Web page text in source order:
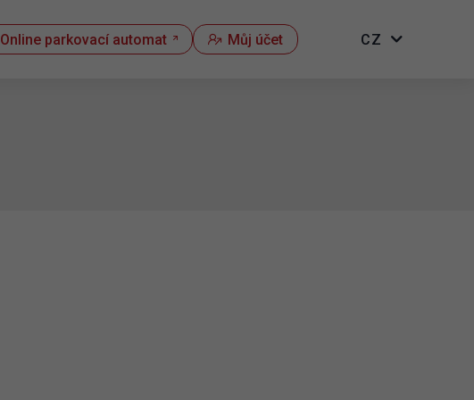
Online parkovací automat Můj účet CZ